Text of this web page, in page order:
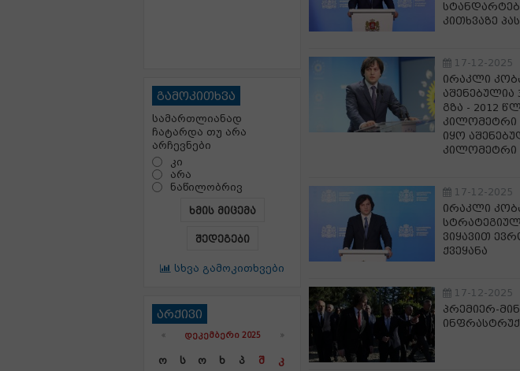
გამოკითხვა
სამართლიანად
ჩატარდა თუ არა
არჩევნები
კი
არა
ნაწილობრივ
ხმის მიცემა
შედეგები
სხვა გამოკითხვები
არქივი
« ᲓᲔᲙᲔᲛᲑᲔᲠᲘ 2025 »
Ო Ს Ო Ხ Პ Შ
Კ
კითხვაზე
17-12-2025
ირაკლი
გზა - 2012
კილომეტრი
იყო
კილომეტრი
17-12-2025
ირაკლი
ვიყავით
ქვეყანა
17-12-2025
პრემიერ-